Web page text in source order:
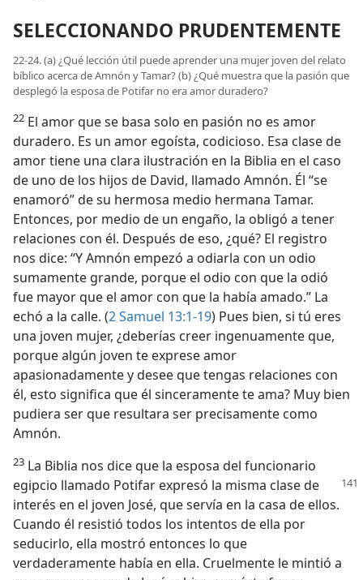
SELECCIONANDO PRUDENTEMENTE
22-24. (a) ¿Qué lección útil puede aprender una mujer joven del relato
bíblico acerca de Amnón y Tamar? (b) ¿Qué muestra que la pasión que
desplegó la esposa de Potifar no era amor duradero?
22 El amor que se basa solo en pasión no es amor
duradero. Es un amor egoísta, codicioso. Esa clase de
amor tiene una clara ilustración en la Biblia en el caso
de uno de los hijos de David, llamado Amnón. Él “se
enamoró” de su hermosa medio hermana Tamar.
Entonces, por medio de un engaño, la obligó a tener
relaciones con él. Después de eso, ¿qué? El registro
nos dice: “Y Amnón empezó a odiarla con un odio
sumamente grande, porque el odio con que la odió
fue mayor que el amor con que la había amado.” La
echó a la calle. (2 Samuel 13:1-19) Pues bien, si tú eres
una joven mujer, ¿deberías creer ingenuamente que,
porque algún joven te exprese amor
apasionadamente y desee que tengas relaciones con
él, esto significa que él sinceramente te ama? Muy bien
pudiera ser que resultara ser precisamente como
Amnón.
23 La Biblia nos dice que la esposa del funcionario
egipcio llamado Potifar expresó la misma clasede
interés en el joven José, que servía en la casa de ellos.
Cuando él resistió todos los intentos de ella por
seducirlo, ella mostró entonces lo que
verdaderamente había en ella. Cruelmente le mintió a